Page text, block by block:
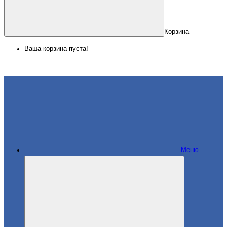
Корзина
Ваша корзина пуста!
Меню